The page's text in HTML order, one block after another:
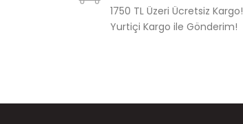
1750 TL Üzeri Ücretsiz Kargo!
Yurtiçi Kargo ile Gönderim!